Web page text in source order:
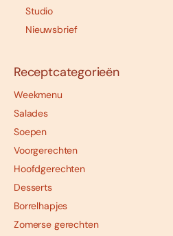
Studio
Nieuwsbrief
Receptcategorieën
Weekmenu
Salades
Soepen
Voorgerechten
Hoofdgerechten
Desserts
Borrelhapjes
Zomerse gerechten